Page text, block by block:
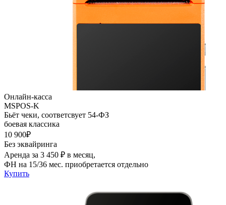
Онлайн-касса
MSPOS-K
Бьёт чеки, соответсвует 54-ФЗ
боевая классика
10 900₽
Без эквайринга
Аренда за 3 450 ₽ в месяц,
ФН на 15/36 мес. приобретается отдельно
Купить